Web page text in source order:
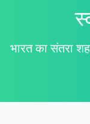
भारत का संतरा